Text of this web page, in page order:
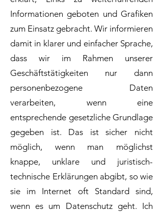
Informationen geboten und Grafiken
zum Einsatz gebracht. Wir informieren
damit in klarer und einfacher Sprache,
dass wir im Rahmen unserer
Geschäftstätigkeiten nur dann
personenbezogene Daten
verarbeiten, wenn eine
entsprechende gesetzliche Grundlage
gegeben ist. Das ist sicher nicht
möglich, wenn man möglichst
knappe, unklare und juristisch-
technische Erklärungen abgibt, so wie
sie im Internet oft Standard sind,
wenn es um Datenschutz geht. Ich